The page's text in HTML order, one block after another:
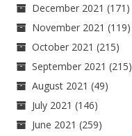
December 2021 (171)
November 2021 (119)
October 2021 (215)
September 2021 (215)
August 2021 (49)
July 2021 (146)
June 2021 (259)